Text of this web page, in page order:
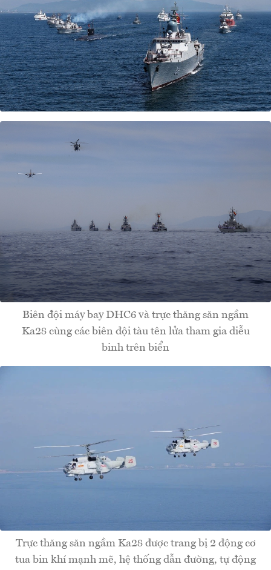
Biên đội máy bay DHC6 và trực thăng săn ngầm
Ka28 cùng các biên đội tàu tên lửa tham gia diễu
binh trên biển
Trực thăng săn ngầm Ka28 được trang bị 2 động cơ
tua bin khí mạnh mẽ, hệ thống dẫn đường, tự động